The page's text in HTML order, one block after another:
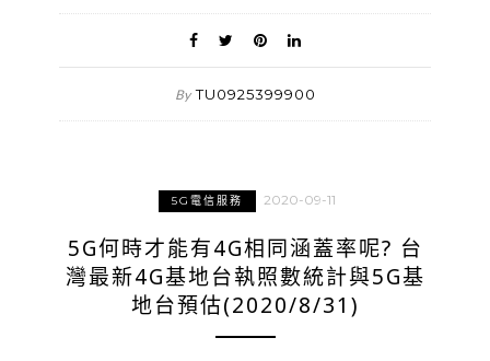
By TU0925399900
5G電信服務 2020-09-11
5G何時才能有4G相同涵蓋率呢? 台
灣最新4G基地台執照數統計與5G基
地台預估(2020/8/31)